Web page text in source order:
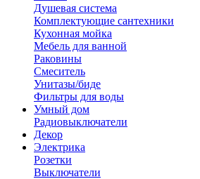
Душевая система
Комплектующие сантехники
Кухонная мойка
Мебель для ванной
Раковины
Смеситель
Унитазы/биде
Фильтры для воды
Умный дом
Радиовыключатели
Декор
Электрика
Розетки
Выключатели